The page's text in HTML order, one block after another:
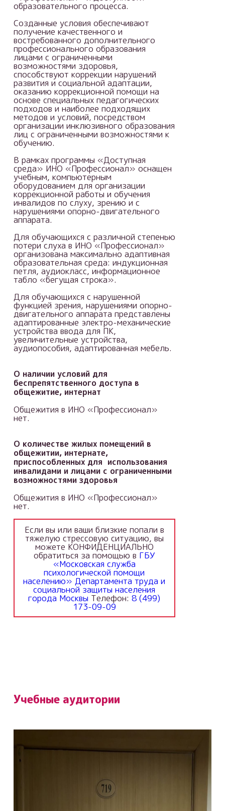
образовательного процесса.
Созданные условия обеспечивают
получение качественного и
востребованного дополнительного
профессионального образования
лицами с ограниченными
возможностями здоровья,
способствуют коррекции нарушений
развития и социальной адаптации,
оказанию коррекционной помощи на
основе специальных педагогических
подходов и наиболее подходящих
методов и условий, посредством
организации инклюзивного образования
лиц с ограниченными возможностями к
обучению.
В рамках программы «Доступная
среда» ИНО «Профессионал» оснащен
учебным, компьютерным
оборудованием для организации
коррекционной работы и обучения
инвалидов по слуху, зрению и с
нарушениями опорно-двигательного
аппарата.
Для обучающихся с различной степенью
потери слуха в ИНО «Профессионал»
организована максимально адаптивная
образовательная среда: индукционная
петля, аудиокласс, информационное
табло «бегущая строка».
Для обучающихся с нарушенной
функцией зрения, нарушениями опорно-
двигательного аппарата представлены
адаптированные электро-механические
устройства ввода для ПК,
увеличительные устройства,
аудиопособия, адаптированная мебель.
О наличии условий для
беспрепятственного доступа в
общежитие, интернат
Общежития в ИНО «Профессионал»
нет.
О количестве жилых помещений в
общежитии, интернате,
приспособленных для использования
инвалидами и лицами с ограниченными
возможностями здоровья
Общежития в ИНО «Профессионал»
нет.
Если вы или ваши близкие попали в
тяжелую стрессовую ситуацию, вы
можете КОНФИДЕНЦИАЛЬНО
обратиться за помощью в ГБУ
«Московская служба
психологической помощи
населению» Департамента труда и
социальной защиты населения
города Москвы Телефон:8 (499)
173-09-09
Учебные аудитории